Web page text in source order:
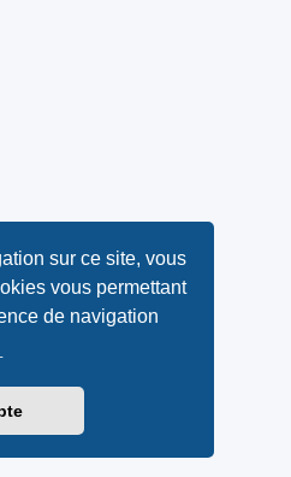
sur ce site, vous
vous permettant
de navigation